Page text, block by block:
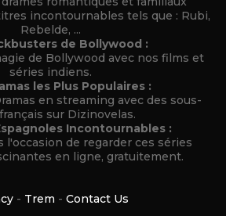
incontournables tels que : Rubi,
Rebelde, ...
de Bollywood :
de Bollywood avec nos films et
séries indiens.
les Plus Populaires :
en streaming avec des sous-
sur Dizinovelas.
Incontournables :
l'occasion de regarder ces séries
en ligne, gratuitement.
- Trem - Contact Us